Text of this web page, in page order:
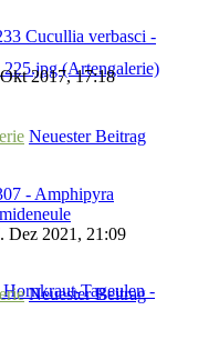
Cucullia verbasci -
2017, 17:18
Neuester Beitrag
- Amphipyra
Dez 2021, 21:09
Neuester Beitrag